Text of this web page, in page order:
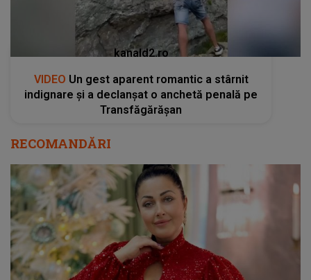
kanald2.ro
VIDEO Un gest aparent romantic a stârnit
indignare și a declanșat o anchetă penală pe
Transfăgărășan
RECOMANDĂRI